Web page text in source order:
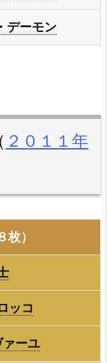
デーモン
２０１１年
）
ッコ
ァーユ